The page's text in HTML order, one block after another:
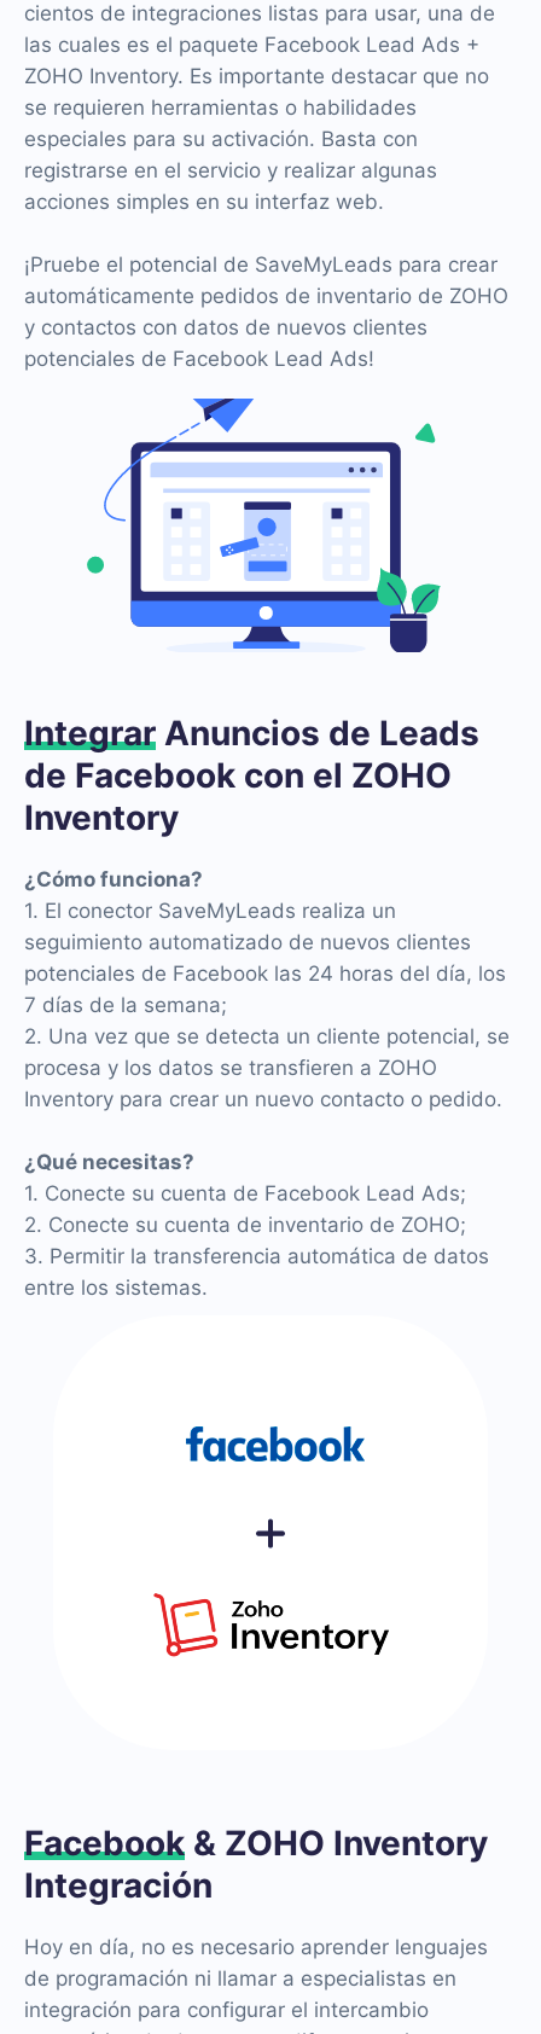
cientos de integraciones listas para usar, una de
las cuales es el paquete Facebook Lead Ads +
ZOHO Inventory. Es importante destacar que no
se requieren herramientas o habilidades
especiales para su activación. Basta con
registrarse en el servicio y realizar algunas
acciones simples en su interfaz web.
¡Pruebe el potencial de SaveMyLeads para crear
automáticamente pedidos de inventario de ZOHO
y contactos con datos de nuevos clientes
potenciales de Facebook Lead Ads!
Integrar Anuncios de Leads
de Facebook con el ZOHO
Inventory
¿Cómo funciona?
1. El conector SaveMyLeads realiza un
seguimiento automatizado de nuevos clientes
potenciales de Facebook las 24 horas del día, los
7 días de la semana;
2. Una vez que se detecta un cliente potencial, se
procesa y los datos se transfieren a ZOHO
Inventory para crear un nuevo contacto o pedido.
¿Qué necesitas?
1. Conecte su cuenta de Facebook Lead Ads;
2. Conecte su cuenta de inventario de ZOHO;
3. Permitir la transferencia automática de datos
entre los sistemas.
Facebook & ZOHO Inventory
Integración
Hoy en día, no es necesario aprender lenguajes
de programación ni llamar a especialistas en
integración para configurar el intercambio